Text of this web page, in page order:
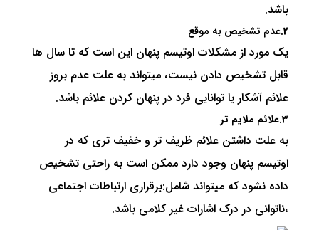
باشد.
2.عدم تشخیص به موقع
یک مورد از مشکلات اوتیسم پنهان این است که تا سال ها
قابل تشخیص دادن نیست، میتواند به علت عدم بروز
علائم آشکار یا توانایی فرد در پنهان کردن علائم باشد.
3.علائم ملایم تر
به علت داشتن علائم ظریف تر و خفیف تری که در
اوتیسم پنهان وجود دارد ممکن است به راحتی تشخیص
داده نشود که میتواند شامل:برقراری ارتباطات اجتماعی
،ناتوانی در درک اشارات غیر کلامی باشد.